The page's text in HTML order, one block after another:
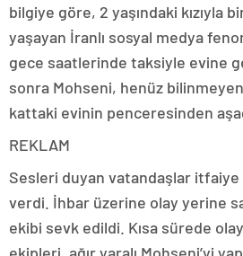
bilgiye göre, 2 yaşındaki kızıyla
yaşayan İranlı sosyal medya
gece saatlerinde taksiyle evine
sonra Mohseni, henüz
kattaki evinin penceresinden
REKLAM
Sesleri duyan vatandaşlar
verdi. İhbar üzerine olay yerine
ekibi sevk edildi. Kısa sürede
ekipleri, ağır yaralı Mohseni’yi